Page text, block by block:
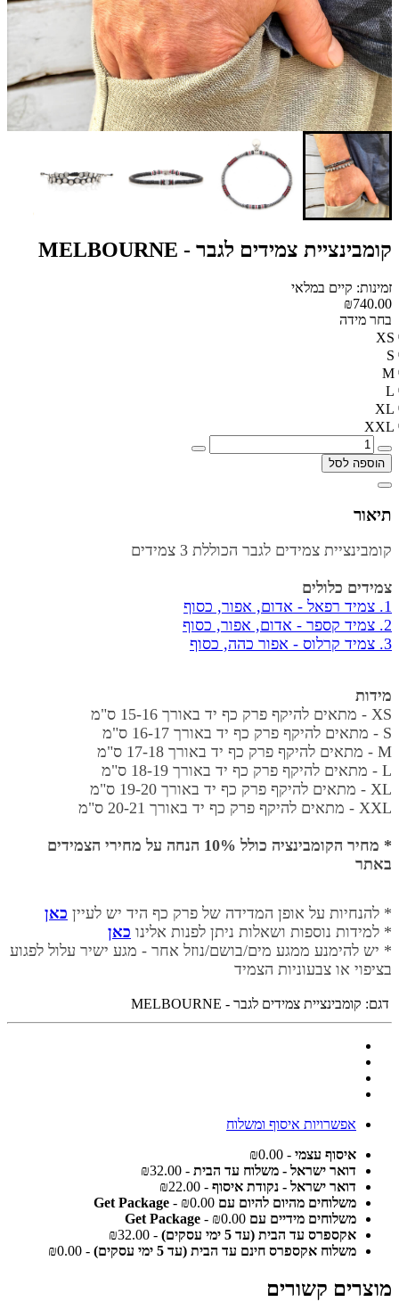
קומבינציית צמידים לגבר - MELBOURNE
זמינות: קיים במלאי
₪740.00
בחר מידה
XS
S
M
L
XL
XXL
הוספה לסל
תיאור
קומבינציית צמידים לגבר הכוללת 3 צמידים
צמידים כלולים
1. צמיד רפאל - אדום, אפור, כסוף
2. צמיד קספר - אדום, אפור, כסוף
3. צמיד קרלוס - אפור כהה, כסוף
מידות
XS - מתאים להיקף פרק כף יד באורך
15-16 ס"מ
S - מתאים להיקף פרק כף יד באורך
16-17 ס"מ
M - מתאים להיקף פרק כף יד באורך
17-18 ס"מ
L - מתאים להיקף פרק כף יד באורך
18-19 ס"מ
XL - מתאים להיקף פרק כף יד באורך
19-20 ס"מ
XXL - מתאים להיקף פרק כף יד באורך
20-21 ס"מ
* מחיר הקומבינציה כולל 10% הנחה על מחירי הצמידים
באתר
* להנחיות על אופן המדידה של פרק כף היד יש לעיין כאן
* למידות נוספות ושאלות ניתן לפנות אלינו כאן
* יש להימנע ממגע מים/בושם/נוזל אחר - מגע ישיר עלול לפגוע
בציפוי או צבעוניות הצמיד
דגם: קומבינציית צמידים לגבר - MELBOURNE
אפשרויות איסוף ומשלוח
איסוף עצמי - ₪0.00
דואר ישראל - משלוח עד הבית - ₪32.00
דואר ישראל - נקודת איסוף - ₪22.00
משלוחים מהיום להיום עם Get Package - ₪0.00
משלוחים מידיים עם Get Package - ₪0.00
אקספרס עד הבית (עד 5 ימי עסקים)
- ₪32.00
משלוח אקספרס חינם עד הבית (עד 5 ימי עסקים)
- ₪0.00
מוצרים קשורים